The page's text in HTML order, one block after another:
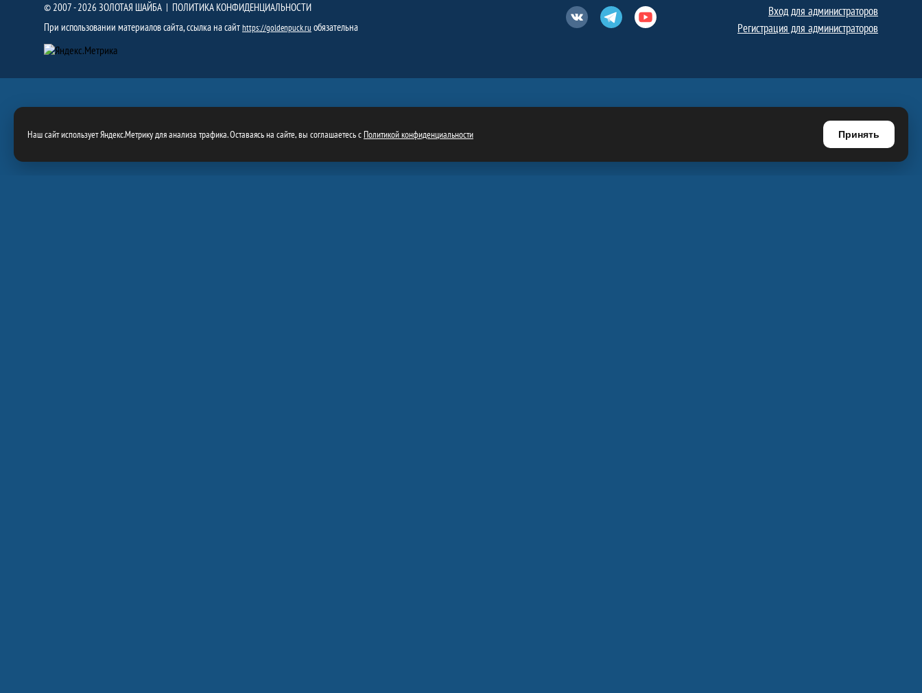
© 2007 - 2026 ЗОЛОТАЯ ШАЙБА | ПОЛИТИКА КОНФИДЕНЦИАЛЬНОСТИ
При использовании материалов сайта, ссылка на сайтhttps://goldenpuck.ru обязательна ВконтактеТелеграмЮтуб
Вход для администраторов
Регистрация для администраторов
Наш сайт использует Яндекс.Метрику для анализа трафика. Оставаясь на сайте, вы соглашаетесь сПолитикой конфиденциальности Принять